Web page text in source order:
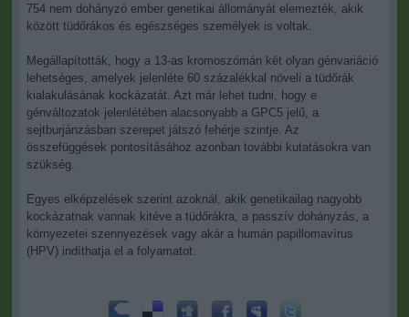
754 nem dohányzó ember genetikai állományát elemezték, akik
között tüdőrákos és egészséges személyek is voltak.
Megállapították, hogy a 13-as kromoszómán két olyan génvariáció
lehetséges, amelyek jelenléte 60 százalékkal növeli a tüdőrák
kialakulásának kockázatát. Azt már lehet tudni, hogy e
génváltozatok jelenlétében alacsonyabb a GPC5 jelű, a
sejtburjánzásban szerepet játszó fehérje szintje. Az
összefüggések pontosításához azonban további kutatásokra van
szükség.
Egyes elképzelések szerint azoknál, akik genetikailag nagyobb
kockázatnak vannak kitéve a tüdőrákra, a passzív dohányzás, a
környezetei szennyezések vagy akár a humán papillomavírus
(HPV) indíthatja el a folyamatot.